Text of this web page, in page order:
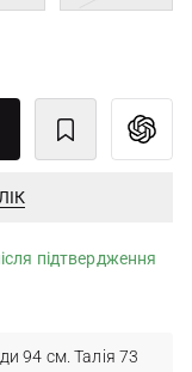
підтвердження
94 см. Талія 73